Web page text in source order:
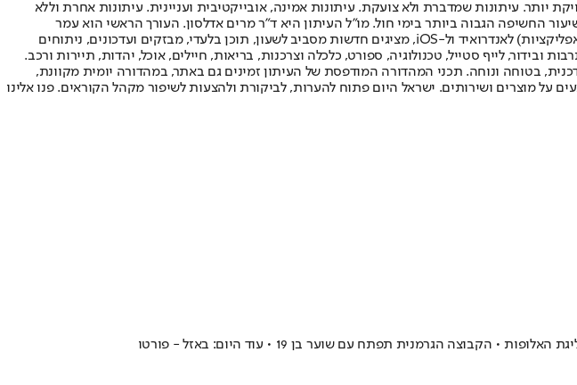
יותר. עיתונות שמדברת ולא צועקת. עיתונות אמינה, אובייקטיבית ועניינית. עיתונות אחרת וללא
2010 הפך "ישראל היום" לעיתון הישראלי בעל שיעור החשיפה הגבוה ביותר בימי חול. מו"ל העיתון היא ד"ר מרים אדלסון. העורך הראשי הוא עמר
לחמנוביץ, והעורך המייסד הוא עמוס רגב. אתרי האינטרנט של "ישראל היום" בעברית ובאנגלית, כמו כן היישומונים (אפליקציות) לאנדרואיד ול-iOS, מציגים חדשות מסביב לשעון, תוכן בלעדי, מבזקים ועדכונים, ניתוחים
ובידור, לייף סטייל, טכנולוגיה, ספורט, כלכלה וצרכנות, בריאות, חיילים, אוכל, יהדות, תיירות ורכב.
בטוחה ונוחה. תכני המהדורה המודפסת של העיתון זמינים גם באתר, במהדורה יומית מקוונת,
על מוצרים ושירותים. ישראל היום פתוח להערות, לביקורת ולהצעות לשיפור מקהל הקוראים. פנו אלינו
הגרמנית תפתח עם שוער בן 19 • עוד היום: באזל - פורטו